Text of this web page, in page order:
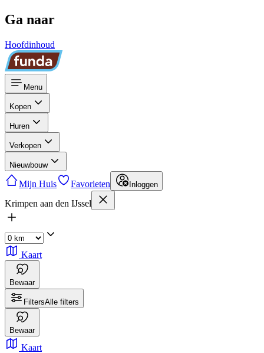
Ga naar
Hoofdinhoud
Menu
Kopen
Huren
Verkopen
Nieuwbouw
Mijn Huis Favorieten Inloggen
Krimpen aan den IJssel
Kaart
Bewaar
FiltersAlle filters
Bewaar
Kaart